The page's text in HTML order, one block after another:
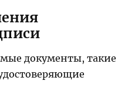
документы, такие